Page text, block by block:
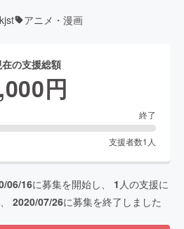
アニメ・漫画
の支援総額
円
終了
支援者数1 人
06/16に募集を開始し、 1 人の支援に
2020/07/26に募集を終了しました